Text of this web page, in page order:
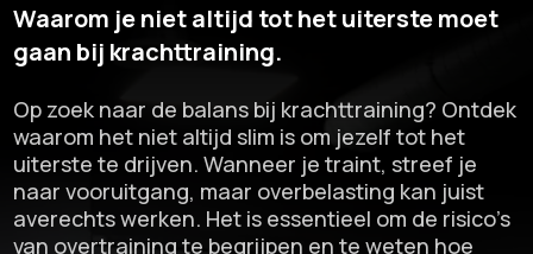
Waarom je niet altijd tot het uiterste moet
gaan bij krachttraining.​
Op zoek naar de balans bij krachttraining? Ontdek
waarom het niet altijd slim is om jezelf tot het
uiterste te drijven.​ Wanneer je traint, streef je
naar vooruitgang, maar overbelasting kan juist
averechts werken.​ Het is essentieel om de risico’s
van overtraining te begrijpen en te weten hoe